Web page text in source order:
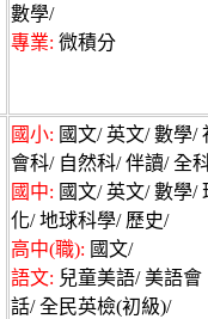
數學/
專業: 微積分
國小: 國文/ 英文/ 數學/
會科/ 自然科/ 伴讀/ 全
國中: 國文/ 英文/ 數學/
化/ 地球科學/ 歷史/
高中(職): 國文/
語文: 兒童美語/ 美語會
話/ 全民英檢(初級)/